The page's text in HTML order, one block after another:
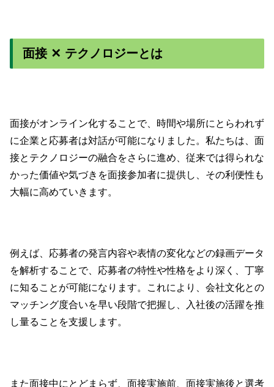
面接 ✕ テクノロジーとは
面接がオンライン化することで、時間や場所にとらわれず
に企業と応募者は対話が可能になりました。私たちは、面
接とテクノロジーの融合をさらに進め、従来では得られな
かった価値や気づきを面接参加者に提供し、その利便性も
大幅に高めていきます。
例えば、応募者の発言内容や表情の変化などの録画データ
を解析することで、応募者の特性や性格をより深く、丁寧
に知ることが可能になります。これにより、会社文化との
マッチング度合いを早い段階で把握し、入社後の活躍を推
し量ることを支援します。
また面接中にとどまらず、面接実施前、面接実施後と選考